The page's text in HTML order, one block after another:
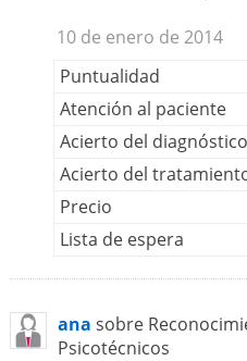
10 de enero de 2014
Puntualidad
Atención al paciente
Acierto del diagnóstico
Acierto del
Precio
Lista de espera
ana sobre
Psicotécnicos